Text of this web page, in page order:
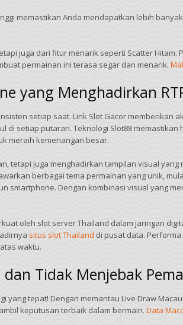
memastikan Anda mendapatkan lebih
juga dari fitur menarik seperti Scatter
permainan ini terasa segar dan menarik.
yang Menghadirkan
setiap saat. Link Slot Gacor
di setiap putaran. Teknologi Slot88
meraih kemenangan besar.
tetapi juga menghadirkan tampilan visual
berbagai tema permainan yang unik,
smartphone. Dengan kombinasi visual yang
oleh slot server Thailand dalam jaringan
situs slot Thailand di pusat data.
waktu.
Tidak Menjebak
tepat! Dengan memantau Live Draw
keputusan terbaik dalam bermain. Data